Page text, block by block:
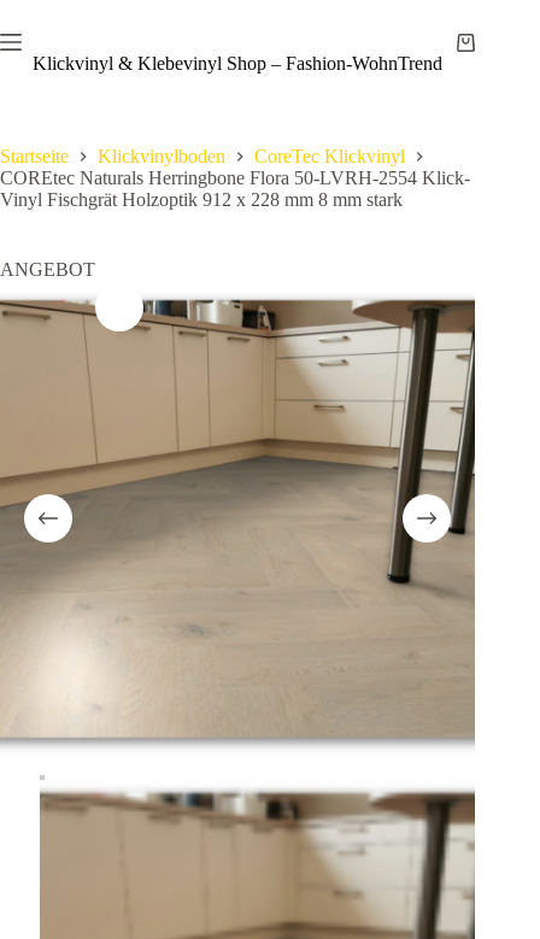
Inhalt
springenKlickvinyl & Klebevinyl Shop – Fashion-WohnTrend
Warenkorb
Startseite Klickvinylboden
CoreTec Klickvinyl
COREtec Naturals Herringbone Flora 50-LVRH-2554 Klick-
Vinyl Fischgrät Holzoptik 912 x 228 mm 8 mm stark
ANGEBOT